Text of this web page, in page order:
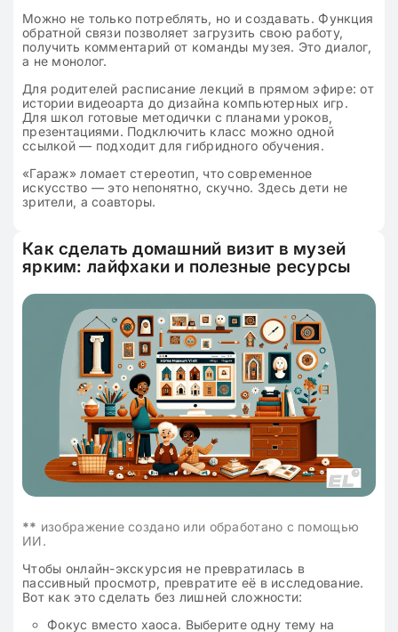
Можно не только потреблять, но и создавать. Функция
обратной связи позволяет загрузить свою работу,
получить комментарий от команды музея. Это диалог,
а не монолог.
Для родителей расписание лекций в прямом эфире: от
истории видеоарта до дизайна компьютерных игр.
Для школ готовые методички с планами уроков,
презентациями. Подключить класс можно одной
ссылкой — подходит для гибридного обучения.
«Гараж» ломает стереотип, что современное
искусство — это непонятно, скучно. Здесь дети не
зрители, а соавторы.
Как сделать домашний визит в музей
ярким: лайфхаки и полезные ресурсы
** изображение создано или обработано с помощью
ИИ.
Чтобы онлайн-экскурсия не превратилась в
пассивный просмотр, превратите её в исследование.
Вот как это сделать без лишней сложности:
Фокус вместо хаоса. Выберите одну тему на